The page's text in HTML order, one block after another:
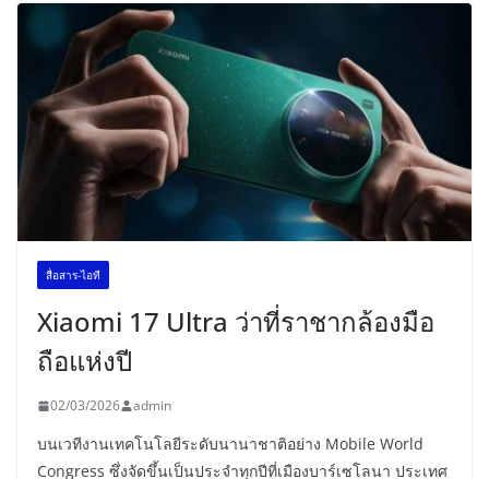
สื่อสาร-ไอที
Xiaomi 17 Ultra ว่าที่ราชากล้องมือ
ถือแห่งปี
02/03/2026 admin
บนเวทีงานเทคโนโลยีระดับนานาชาติอย่าง Mobile World
Congress ซึ่งจัดขึ้นเป็นประจำทุกปีที่เมืองบาร์เซโลนา ประเทศ